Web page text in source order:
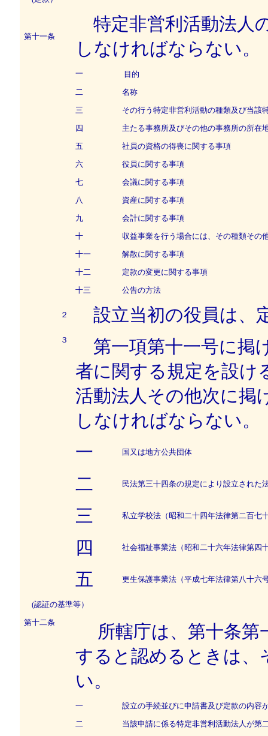
第十一条
特定非営利活動法人
しなければならない。
一
目的
二
名称
三
その行う特定非営利活動の種類及び当該
四
主たる事務所及びその他の事務所の所在
五
社員の資格の得喪に関する事項
六
役員に関する事項
七
会議に関する事項
八
資産に関する事項
九
会計に関する事項
十
収益事業を行う場合には、その種類その
十一
解散に関する事項
十二
定款の変更に関する事項
十三
公告の方法
２ 設立当初の役員は、
３
第一項第十一号に掲
者に関する規定を設け
活動法人その他次に掲
しなければならない。
一
国又は地方公共団体
二 民法第三十四条の規定により設立された
三 私立学校法（昭和二十四年法律第二百七
四 社会福祉事業法（昭和二十六年法律第四
五 更生保護事業法（平成七年法律第八十六
(認証の基準等）
第十二条
所轄庁は、第十条
すると認めるときは、
い。
一
設立の手続並びに申請書及び定款の内容
二
当該申請に係る特定非営利活動法人が第